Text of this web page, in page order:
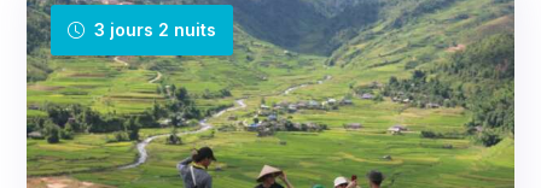
3 jours 2 nuits